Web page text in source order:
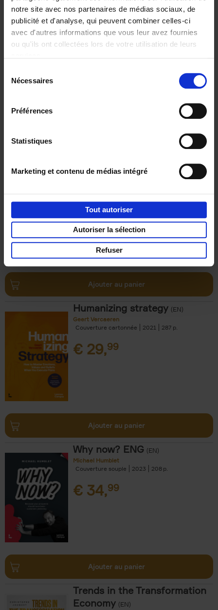
notre site avec nos partenaires de médias sociaux, de
publicité et d'analyse, qui peuvent combiner celles-ci
avec d'autres informations que vous leur avez fournies
ou qu'ils ont collectées lors de votre utilisation de leurs
Nécessaires
Préférences
Statistiques
Marketing et contenu de médias intégré
Tout autoriser
Autoriser la sélection
Refuser
Ajouter au panier
The Digital Leadership
Practice Test
The Offer You Can't
€37,50
Ajouter au panier
Humanizing strategy (EN)
Geert Vercaeren
Couverture cartonnée
2021 287
€ 29,99
Ajouter au panier
Why now? ENG (EN)
Michael Humblet
Couverture souple
2023 208
€ 34,99
Ajouter au panier
Trends in the Transformation
Economy (EN)